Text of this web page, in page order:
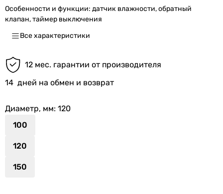
Особенности и функции: датчик влажности, обратный
клапан, таймер выключения
Все характеристики
12 мес. гарантии от производителя
14 дней на обмен и возврат
Диаметр, мм: 120
100
120
150